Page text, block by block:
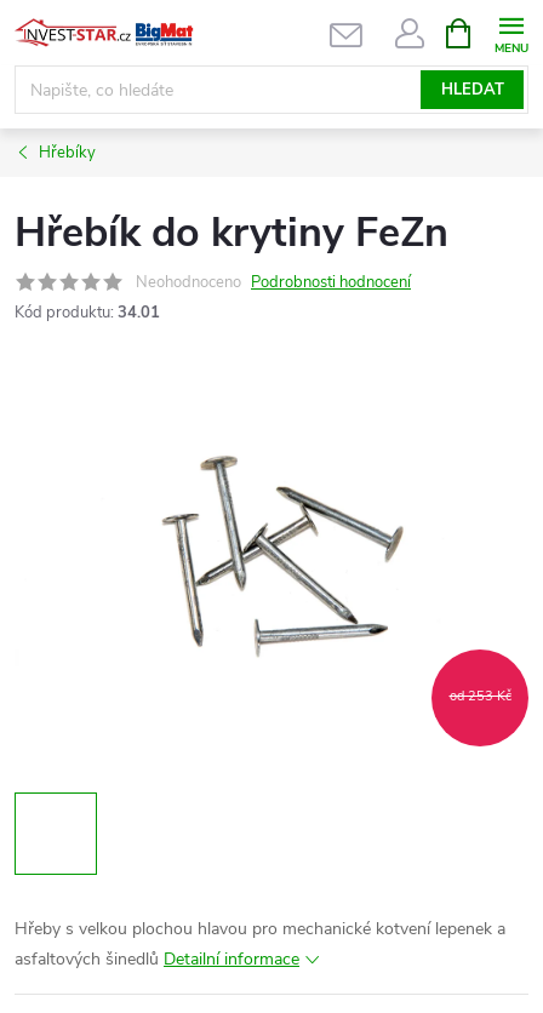
Přejít
na
obsah
HLEDAT
NÁKUPNÍ
KOŠÍK
Hřebíky
Hřebík do krytiny FeZn
Neohodnoceno Podrobnosti hodnocení
Kód produktu: 34.01
od 253 Kč
Hřeby s velkou plochou hlavou pro mechanické kotvení lepenek a
asfaltových šinedlů Detailní informace